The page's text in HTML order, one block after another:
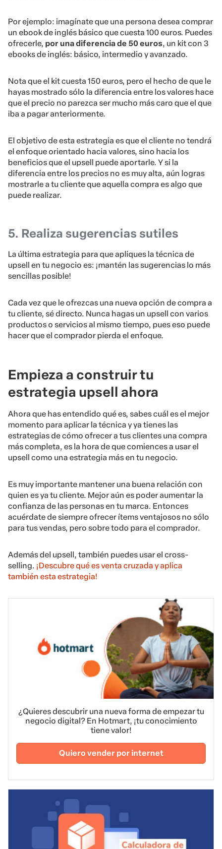
Por ejemplo: imagínate que una persona desea comprar
un ebook de inglés básico que cuesta 100 euros. Puedes
ofrecerle, por una diferencia de 50 euros, un kit con 3
ebooks de inglés: básico, intermedio y avanzado.
Nota que el kit cuesta 150 euros, pero el hecho de que le
hayas mostrado sólo la diferencia entre los valores hace
que el precio no parezca ser mucho más caro que el que
iba a pagar anteriormente.
El objetivo de esta estrategia es que el cliente no tendrá
el enfoque orientado hacia valores, sino hacia los
beneficios que el upsell puede aportarle. Y si la
diferencia entre los precios no es muy alta, aún logras
mostrarle a tu cliente que aquella compra es algo que
puede realizar.
5. Realiza sugerencias sutiles
La última estrategia para que apliques la técnica de
upsell en tu negocio es: ¡mantén las sugerencias lo más
sencillas posible!
Cada vez que le ofrezcas una nueva opción de compra a
tu cliente, sé directo. Nunca hagas un upsell con varios
productos o servicios al mismo tiempo, pues eso puede
hacer que el comprador pierda el enfoque.
Empieza a construir tu
estrategia upsell ahora
Ahora que has entendido qué es, sabes cuál es el mejor
momento para aplicar la técnica y ya tienes las
estrategias de cómo ofrecer a tus clientes una compra
más completa, es la hora de que comiences a usar el
upsell como una estrategia más en tu negocio.
Es muy importante mantener una buena relación con
quien es ya tu cliente. Mejor aún es poder aumentar la
confianza de las personas en tu marca. Entonces
acuérdate de siempre ofrecer ítems ventajosos no sólo
para tus vendas, pero sobre todo para el comprador.
Además del upsell, también puedes usar el cross-
selling. ¡Descubre qué es venta cruzada y aplica
también esta estrategia!
¿Quieres descubrir una nueva forma de empezar tu
negocio digital? En Hotmart, ¡tu conocimiento
tiene valor!
Quiero vender por internet